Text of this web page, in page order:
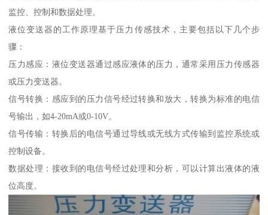
监控、控制和数据处理。
液位变送器的工作原理基于压力传感技术，主要包括以下几个步
骤：
压力感应：液位变送器通过感应液体的压力，通常采用压力传感器
或压力变送器。
信号转换：感应到的压力信号经过转换和放大，转换为标准的电信
号输出，如4-20mA或0-10V。
信号传输：转换后的电信号通过导线或无线方式传输到监控系统或
控制设备。
数据处理：接收到的电信号经过处理和分析，可以计算出液体的液
位高度。